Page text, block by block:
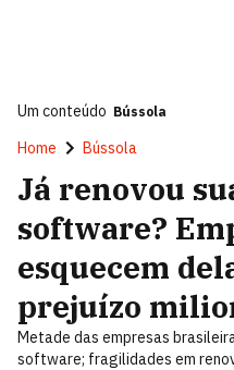
Um conteúdo Bússola
Home Bússola
Já renovou
software?
esquecem
prejuízo
Metade das empresas
software; fragilidades em